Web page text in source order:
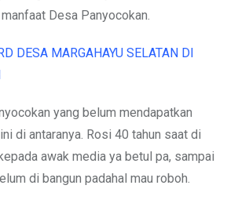
Desa Panyocokan.
DESA MARGAHAYU SELATAN DI
yang belum mendapatkan
di antaranya. Rosi 40 tahun saat di
awak media ya betul pa, sampai
di bangun padahal mau roboh.